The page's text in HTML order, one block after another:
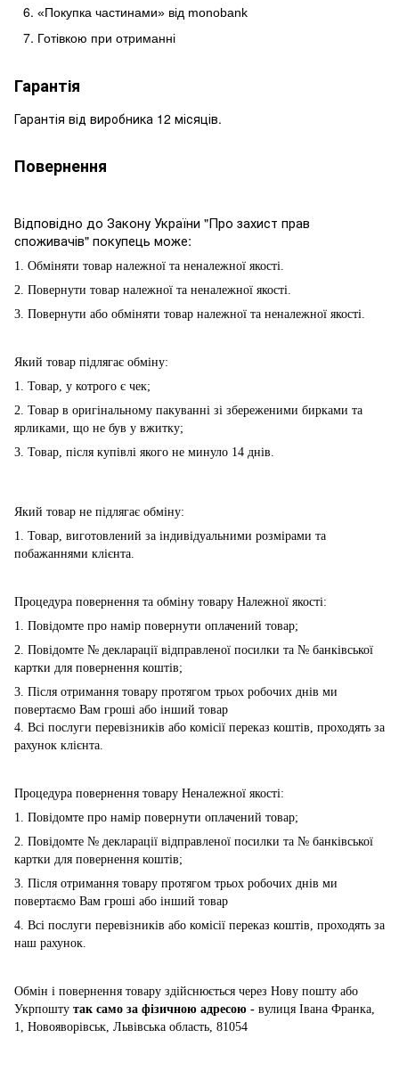
«Покупка частинами» від monobank
Готівкою при отриманні
Гарантія
Гарантія від виробника 12 місяців.
Повернення
Відповідно до Закону України "Про захист прав
споживачів" покупець може:
1. Обміняти товар належної та неналежної якості.
2. Повернути товар належної та неналежної якості.
3. Повернути або обміняти товар належної та неналежної якості.
Який товар підлягає обміну:
1. Товар, у котрого є чек;
2. Товар в оригінальному пакуванні зі збереженими бирками та
ярликами, що не був у вжитку;
3. Товар, після купівлі якого не минуло 14 днів.
Який товар не підлягає обміну:
1. Товар, виготовлений за індивідуальними розмірами та
побажаннями клієнта.
Процедура повернення та обміну товару Належної якості:
1. Повідомте про намір повернути оплачений товар;
2. Повідомте № декларації відправленої посилки та № банківської
картки для повернення коштів;
3. Після отримання товару протягом трьох робочих днів ми
повертаємо Вам гроші або інший товар
4. Всі послуги перевізників або комісії переказ коштів, проходять за
рахунок клієнта.
Процедура повернення товару Неналежної якості:
1. Повідомте про намір повернути оплачений товар;
2. Повідомте № декларації відправленої посилки та № банківської
картки для повернення коштів;
3. Після отримання товару протягом трьох робочих днів ми
повертаємо Вам гроші або інший товар
4. Всі послуги перевізників або комісії переказ коштів, проходять за
наш рахунок.
Обмін і повернення товару здійснюється через Нову пошту або
Укрпошту так само за фізичною адресою - вулиця Івана Франка,
1, Новояворівськ, Львівська область, 81054